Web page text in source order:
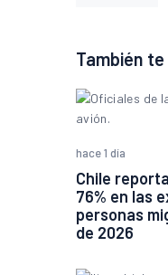
También
hace 1 día
Chile
76% en las
personas
de 2026